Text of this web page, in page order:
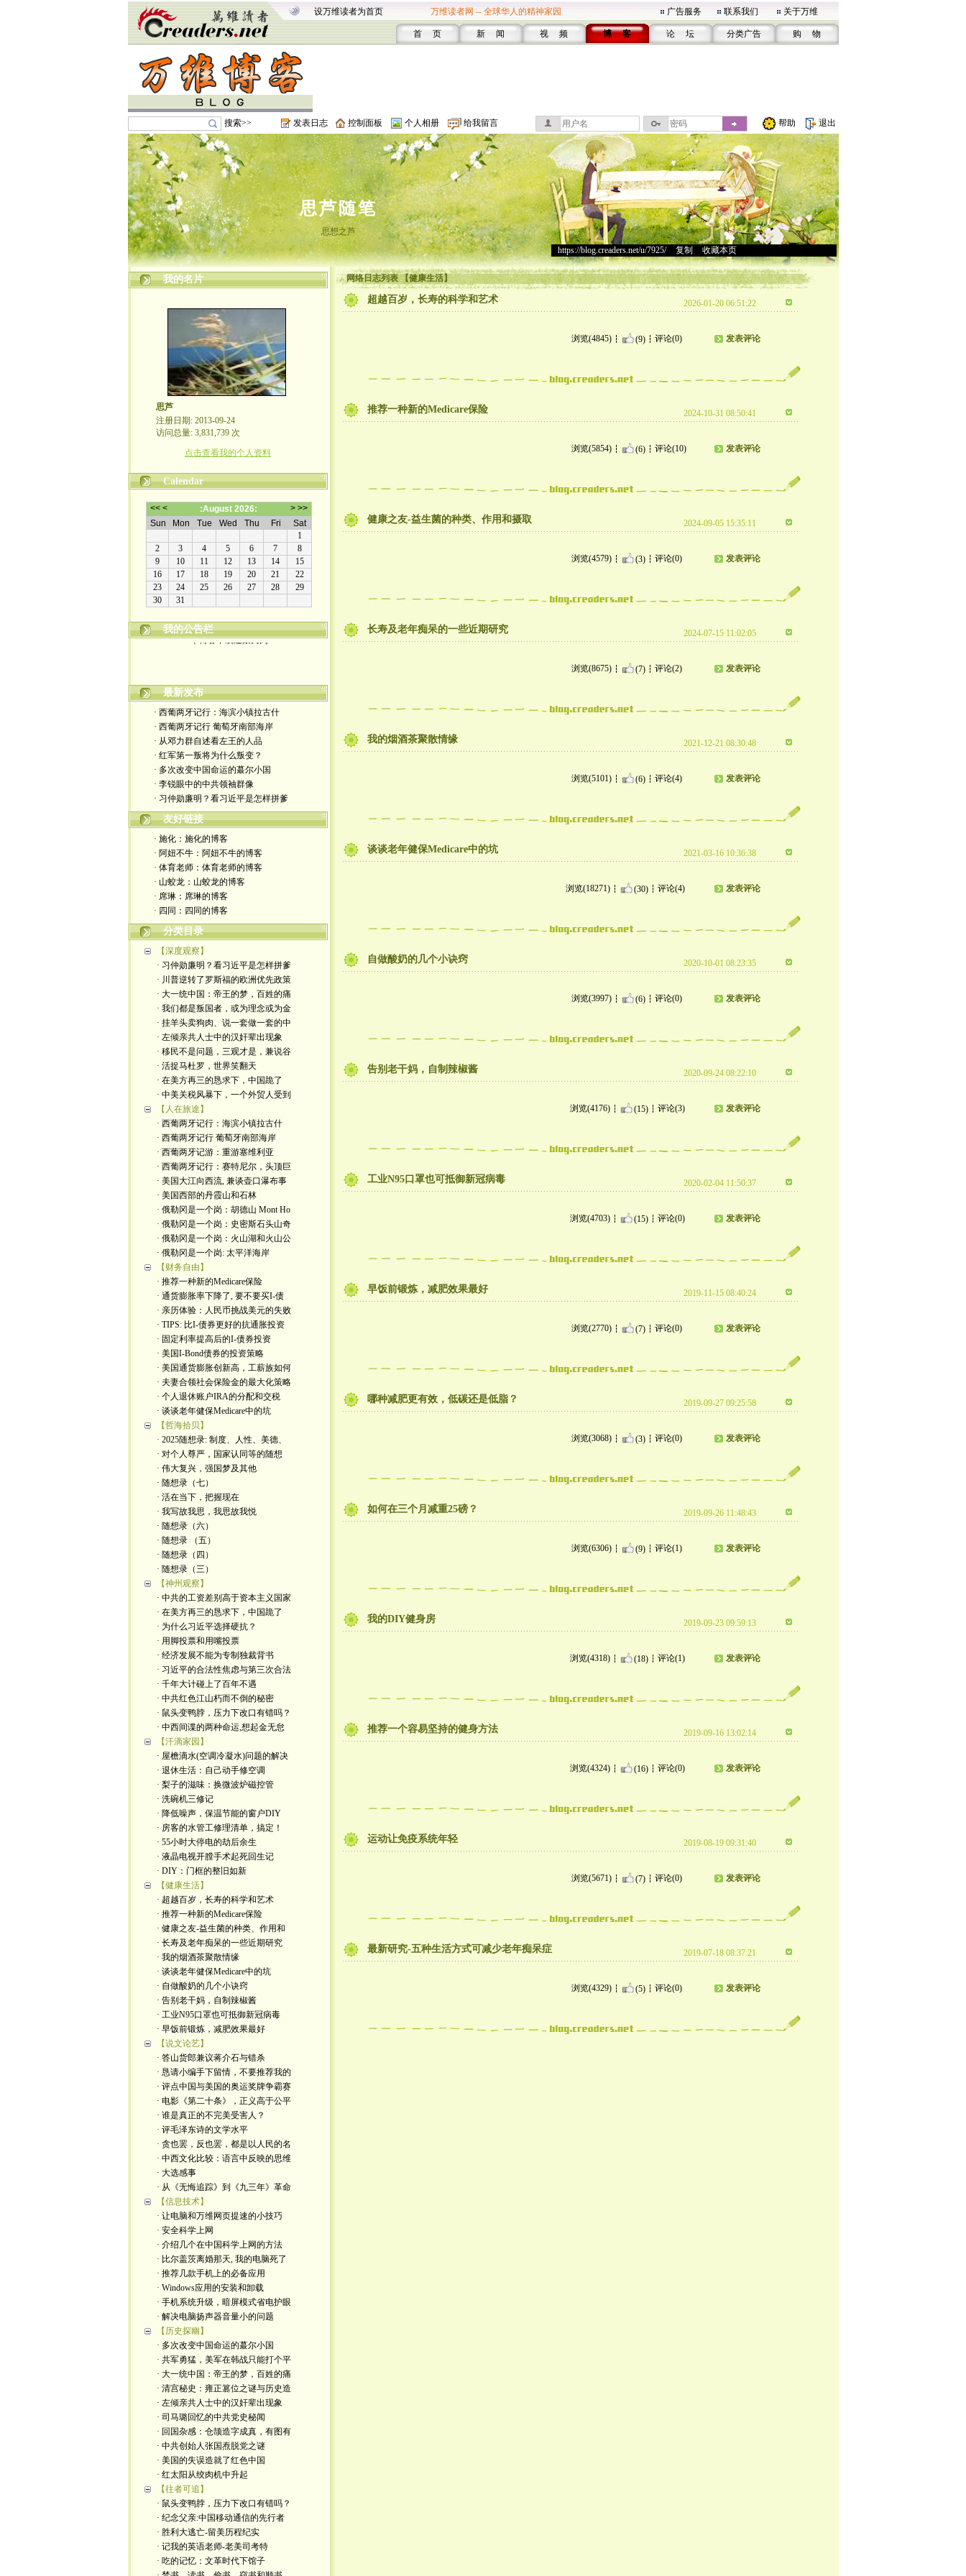
设万维读者为首页 万维读者网 -- 全球华人的精神家园 广告服务 联系我们 关于万维
首 页 新 闻 视 频 博 客 论 坛 分类广告 购 物
搜索>> 发表日志 控制面板 个人相册 给我留言 帮助 退出
思芦随笔
思想之芦
https://blog.creaders.net/u/7925/> 复制 收藏本页
我的名片
思芦
注册日期: 2013-09-24
访问总量: 3,831,739 次
点击查看我的个人资料
Calendar
我的公告栏本博客不欢迎滚刀肉
最新发布
· 西葡两牙记行：海滨小镇拉古什
· 西葡两牙记行 葡萄牙南部海岸
· 从邓力群自述看左王的人品
· 红军第一叛将为什么叛变？
· 多次改变中国命运的蕞尔小国
· 李锐眼中的中共领袖群像
· 习仲勋廉明？看习近平是怎样拼爹
友好链接
· 施化：施化的博客
· 阿妞不牛：阿妞不牛的博客
· 体育老师：体育老师的博客
· 山蛟龙：山蛟龙的博客
· 席琳：席琳的博客
· 四同：四同的博客
分类目录
【深度观察】
· 习仲勋廉明？看习近平是怎样拼爹
· 川普逆转了罗斯福的欧洲优先政策
· 大一统中国：帝王的梦，百姓的痛
· 我们都是叛国者，或为理念或为金
· 挂羊头卖狗肉、说一套做一套的中
· 左倾亲共人士中的汉奸辈出现象
· 移民不是问题，三观才是，兼说谷
· 活捉马杜罗，世界笑翻天
· 在美方再三的恳求下，中国跪了
· 中美关税风暴下，一个外贸人受到
【人在旅途】
· 西葡两牙记行：海滨小镇拉古什
· 西葡两牙记行 葡萄牙南部海岸
· 西葡两牙记游：重游塞维利亚
· 西葡两牙记行：赛特尼尔，头顶巨
· 美国大江向西流, 兼谈壶口瀑布事
· 美国西部的丹霞山和石林
· 俄勒冈是一个岗：胡德山 Mont Ho
· 俄勒冈是一个岗：史密斯石头山奇
· 俄勒冈是一个岗：火山湖和火山公
· 俄勒冈是一个岗: 太平洋海岸
【财务自由】
· 推荐一种新的Medicare保险
· 通货膨胀率下降了, 要不要买I-债
· 亲历体验：人民币挑战美元的失败
· TIPS: 比I-债券更好的抗通胀投资
· 固定利率提高后的I-债券投资
· 美国I-Bond债券的投资策略
· 美国通货膨胀创新高，工薪族如何
· 夫妻合领社会保险金的最大化策略
· 个人退休账户IRA的分配和交税
· 谈谈老年健保Medicare中的坑
【哲海拾贝】
· 2025随想录: 制度、人性、美德、
· 对个人尊严，国家认同等的随想
· 伟大复兴，强国梦及其他
· 随想录（七）
· 活在当下，把握现在
· 我写故我思，我思故我悦
· 随想录（六）
· 随想录 （五）
· 随想录（四）
· 随想录（三）
【神州观察】
· 中共的工资差别高于资本主义国家
· 在美方再三的恳求下，中国跪了
· 为什么习近平选择硬抗？
· 用脚投票和用嘴投票
· 经济发展不能为专制独裁背书
· 习近平的合法性焦虑与第三次合法
· 千年大计碰上了百年不遇
· 中共红色江山朽而不倒的秘密
· 鼠头变鸭脖，压力下改口有错吗？
· 中西间谍的两种命运,想起金无怠
【汗滴家园】
· 屋檐滴水(空调冷凝水)问题的解决
· 退休生活：自己动手修空调
· 梨子的滋味：换微波炉磁控管
· 洗碗机三修记
· 降低噪声，保温节能的窗户DIY
· 房客的水管工修理清单，搞定！
· 55小时大停电的劫后余生
· 液晶电视开膛手术起死回生记
· DIY：门框的整旧如新
【健康生活】
· 超越百岁，长寿的科学和艺术
· 推荐一种新的Medicare保险
· 健康之友-益生菌的种类、作用和
· 长寿及老年痴呆的一些近期研究
· 我的烟酒茶聚散情缘
· 谈谈老年健保Medicare中的坑
· 自做酸奶的几个小诀窍
· 告别老干妈，自制辣椒酱
· 工业N95口罩也可抵御新冠病毒
· 早饭前锻炼，减肥效果最好
【说文论艺】
· 答山货郎兼议蒋介石与错杀
· 恳请小编手下留情，不要推荐我的
· 评点中国与美国的奥运奖牌争霸赛
· 电影《第二十条》，正义高于公平
· 谁是真正的不完美受害人？
· 评毛泽东诗的文学水平
· 贪也罢，反也罢，都是以人民的名
· 中西文化比较：语言中反映的思维
· 大选感事
· 从《无悔追踪》到《九三年》革命
【信息技术】
· 让电脑和万维网页提速的小技巧
· 安全科学上网
· 介绍几个在中国科学上网的方法
· 比尔盖茨离婚那天, 我的电脑死了
· 推荐几款手机上的必备应用
· Windows应用的安装和卸载
· 手机系统升级，暗屏模式省电护眼
· 解决电脑扬声器音量小的问题
【历史探幽】
· 多次改变中国命运的蕞尔小国
· 共军勇猛，美军在韩战只能打个平
· 大一统中国：帝王的梦，百姓的痛
· 清宫秘史：雍正篡位之谜与历史造
· 左倾亲共人士中的汉奸辈出现象
· 司马璐回忆的中共党史秘闻
· 回国杂感：仓颉造字成真，有图有
· 中共创始人张国焘脱党之谜
· 美国的失误造就了红色中国
· 红太阳从绞肉机中升起
【往者可追】
· 鼠头变鸭脖，压力下改口有错吗？
· 纪念父亲:中国移动通信的先行者
· 胜利大逃亡-留美历程纪实
· 记我的英语老师-老美司考特
· 吃的记忆：文革时代下馆子
网络日志列表 【健康生活】
超越百岁，长寿的科学和艺术 2026-01-20 06:51:22
浏览(4845) (9) 评论(0) 发表评论
推荐一种新的Medicare保险 2024-10-31 08:50:41
浏览(5854) (6) 评论(10) 发表评论
健康之友-益生菌的种类、作用和摄取 2024-09-05 15:35:11
浏览(4579) (3) 评论(0) 发表评论
长寿及老年痴呆的一些近期研究 2024-07-15 11:02:05
浏览(8675) (7) 评论(2) 发表评论
我的烟酒茶聚散情缘 2021-12-21 08:30:48
浏览(5101) (6) 评论(4) 发表评论
谈谈老年健保Medicare中的坑 2021-03-16 10:36:38
浏览(18271) (30) 评论(4) 发表评论
自做酸奶的几个小诀窍 2020-10-01 08:23:35
浏览(3997) (6) 评论(0) 发表评论
告别老干妈，自制辣椒酱 2020-09-24 08:22:10
浏览(4176) (15) 评论(3) 发表评论
工业N95口罩也可抵御新冠病毒 2020-02-04 11:50:37
浏览(4703) (15) 评论(0) 发表评论
早饭前锻炼，减肥效果最好 2019-11-15 08:40:24
浏览(2770) (7) 评论(0) 发表评论
哪种减肥更有效，低碳还是低脂？ 2019-09-27 09:25:58
浏览(3068) (3) 评论(0) 发表评论
如何在三个月减重25磅？ 2019-09-26 11:48:43
浏览(6306) (9) 评论(1) 发表评论
我的DIY健身房 2019-09-23 09:59:13
浏览(4318) (18) 评论(1) 发表评论
推荐一个容易坚持的健身方法 2019-09-16 13:02:14
浏览(4324) (16) 评论(0) 发表评论
运动让免疫系统年轻 2019-08-19 09:31:40
浏览(5671) (7) 评论(0) 发表评论
最新研究-五种生活方式可减少老年痴呆症 2019-07-18 08:37:21
浏览(4329) (5) 评论(0) 发表评论